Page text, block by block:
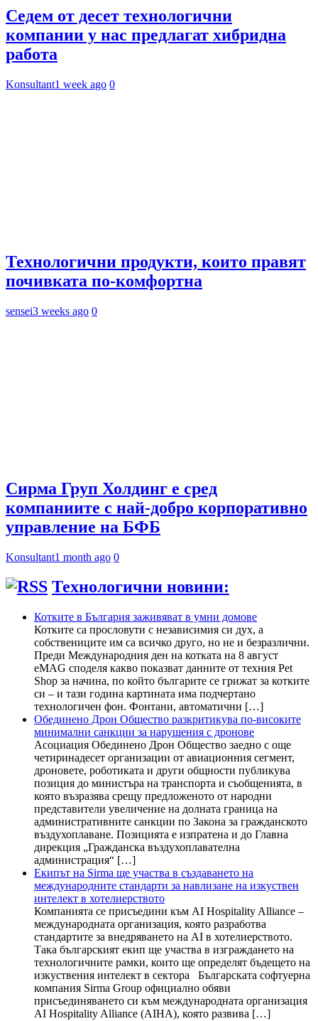
Седем от десет технологични
компании у нас предлагат хибридна
работа
Konsultant1 week ago 0
Технологични продукти, които правят
почивката по-комфортна
sensei3 weeks ago 0
Сирма Груп Холдинг е сред
компаниите с най-добро корпоративно
управление на БФБ
Konsultant1 month ago 0
Технологични новини:
Котките в България заживяват в умни домове
Котките са прословути с независимия си дух, а
собствениците им са всичко друго, но не и безразлични.
Преди Международния ден на котката на 8 август
eMAG споделя какво показват данните от техния Pet
Shop за начина, по който българите се грижат за котките
си – и тази година картината има подчертано
технологичен фон. Фонтани, автоматични […]
Обединено Дрон Общество разкритикува по-високите
минимални санкции за нарушения с дронове
Асоциация Обединено Дрон Общество заедно с още
четиринадесет организации от авиационния сегмент,
дроновете, роботиката и други общности публикува
позиция до министъра на транспорта и съобщенията, в
която възразява срещу предложеното от народни
представители увеличение на долната граница на
административните санкции по Закона за гражданското
въздухоплаване. Позицията е изпратена и до Главна
дирекция „Гражданска въздухоплавателна
администрация“ […]
Екипът на Sirma ще участва в създаването на
международните стандарти за навлизане на изкуствен
интелект в хотелиерството
Компанията се присъедини към AI Hospitality Alliance –
международната организация, която разработва
стандартите за внедряването на AI в хотелиерството.
Така българският екип ще участва в изграждането на
технологичните рамки, които ще определят бъдещето на
изкуствения интелект в сектора Българската софтуерна
компания Sirma Group официално обяви
присъединяването си към международната организация
AI Hospitality Alliance (AIHA), която развива […]